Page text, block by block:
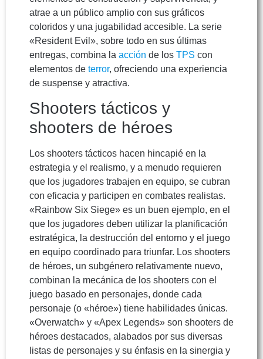
atrae a un público amplio con sus gráficos
coloridos y una jugabilidad accesible. La serie
«Resident Evil», sobre todo en sus últimas
entregas, combina la acción de los TPS con
elementos de terror, ofreciendo una experiencia
de suspense y atractiva.
Shooters tácticos y
shooters de héroes
Los shooters tácticos hacen hincapié en la
estrategia y el realismo, y a menudo requieren
que los jugadores trabajen en equipo, se cubran
con eficacia y participen en combates realistas.
«Rainbow Six Siege» es un buen ejemplo, en el
que los jugadores deben utilizar la planificación
estratégica, la destrucción del entorno y el juego
en equipo coordinado para triunfar. Los shooters
de héroes, un subgénero relativamente nuevo,
combinan la mecánica de los shooters con el
juego basado en personajes, donde cada
personaje (o «héroe») tiene habilidades únicas.
«Overwatch» y «Apex Legends» son shooters de
héroes destacados, alabados por sus diversas
listas de personajes y su énfasis en la sinergia y